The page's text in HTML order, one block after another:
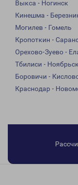
Выкса - Ногинск
Кинешма -
Могилев - Гомель
Кропоткин -
Орехово-Зуево -
Тбилиси - Ноябрьск
Боровичи -
Краснодар -